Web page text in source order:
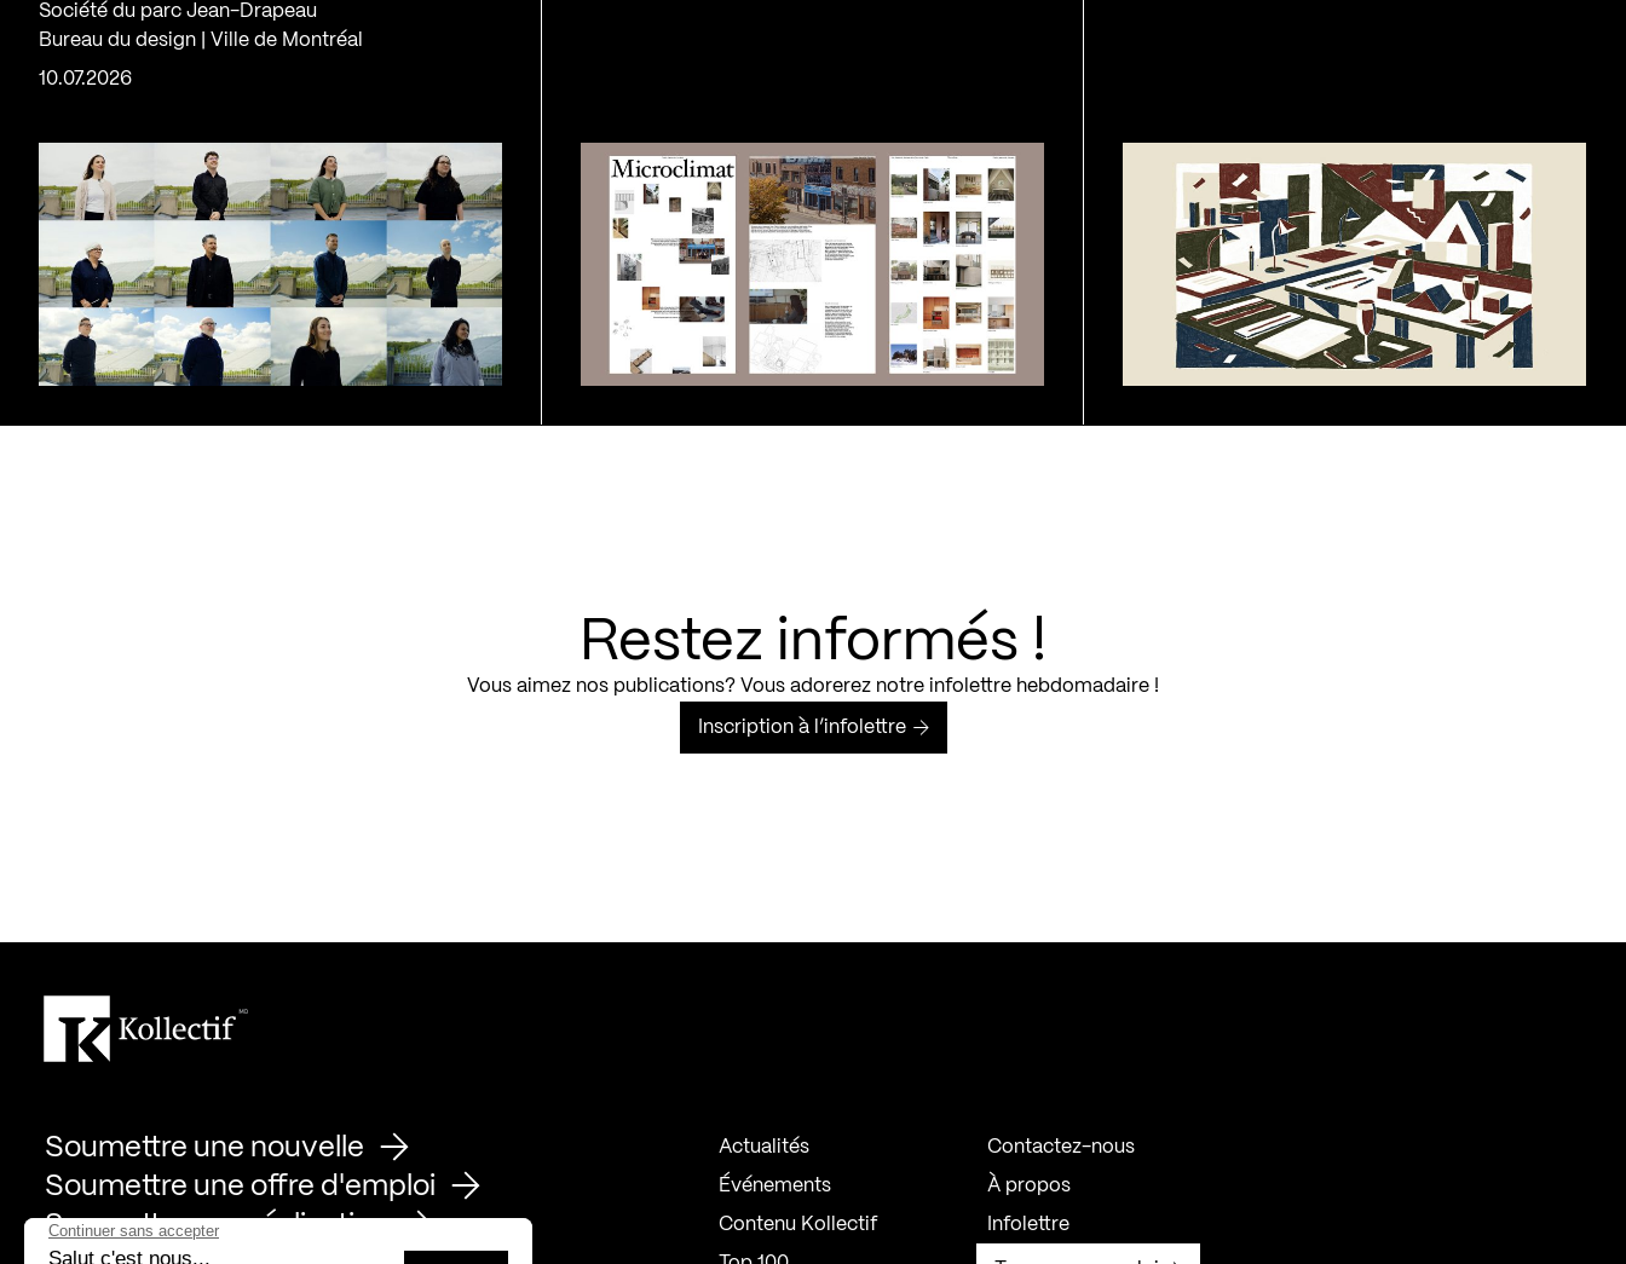
Société du parc Jean-Drapeau
Bureau du design | Ville de Montréal
10.07.2026
Restez informés !
Vous aimez nos publications? Vous adorerez notre infolettre hebdomadaire !
Inscription à l’infolettre
Soumettre une nouvelle
Soumettre une offre d'emploi
Soumettre une réalisation
Actualités
Événements
Contenu Kollectif
Contactez-nous
À propos
Infolettre